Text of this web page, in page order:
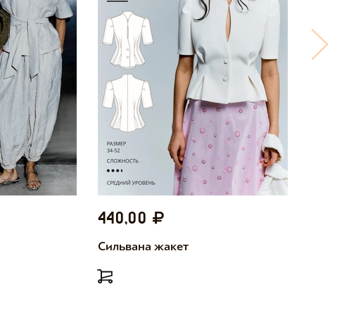
440,00
Сильвана жакет